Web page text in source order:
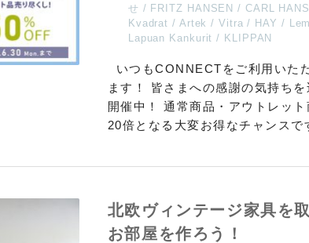
せ
FRITZ HANSEN CARL
Kvadrat
Artek Vitra HAY
Lapuan Kankurit
KLIPPAN
いつもCONNECTをご利用いた
ます！ 皆さまへの感謝の気持ち
開催中！ 通常商品・アウトレッ
20倍となる大変お得なチャンス
北欧ヴィンテージ家具を
お部屋を作ろう！